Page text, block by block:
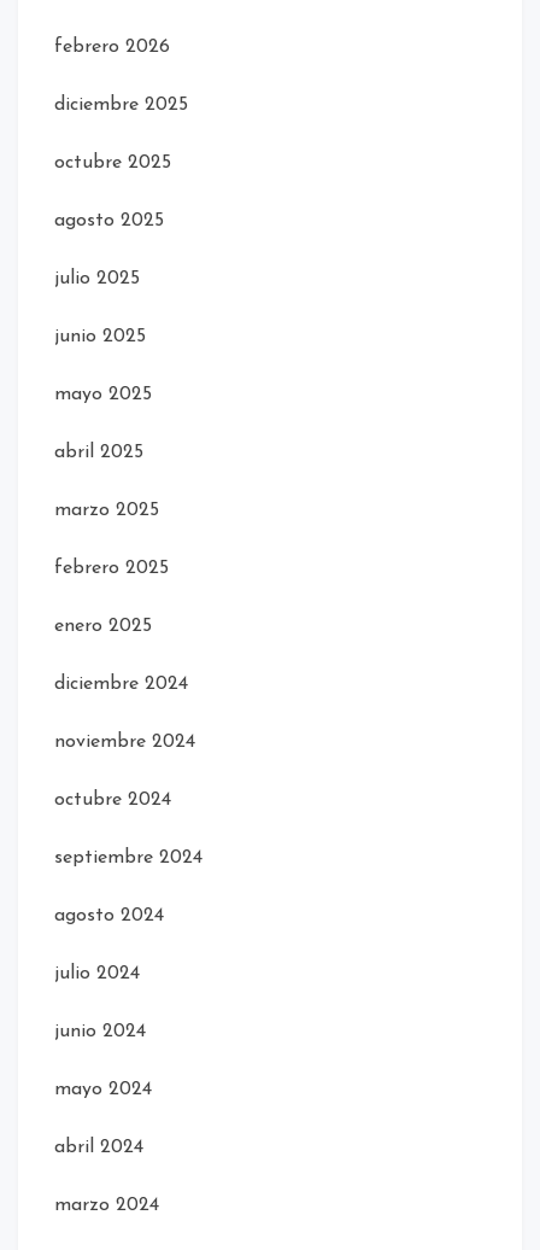
febrero 2026
diciembre 2025
octubre 2025
agosto 2025
julio 2025
junio 2025
mayo 2025
abril 2025
marzo 2025
febrero 2025
enero 2025
diciembre 2024
noviembre 2024
octubre 2024
septiembre 2024
agosto 2024
julio 2024
junio 2024
mayo 2024
abril 2024
marzo 2024